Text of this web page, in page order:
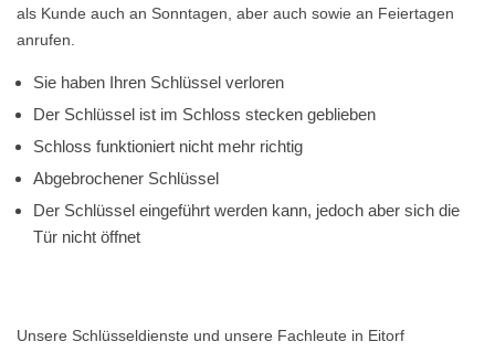
als Kunde auch an Sonntagen, aber auch sowie an Feiertagen
anrufen.
Sie haben Ihren Schlüssel verloren
Der Schlüssel ist im Schloss stecken geblieben
Schloss funktioniert nicht mehr richtig
Abgebrochener Schlüssel
Der Schlüssel eingeführt werden kann, jedoch aber sich die
Tür nicht öffnet
Unsere Schlüsseldienste und unsere Fachleute in Eitorf